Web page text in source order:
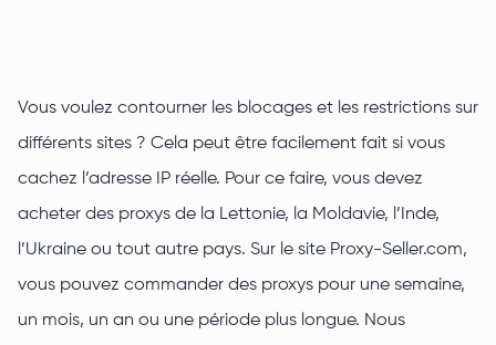
Vous voulez contourner les blocages et les restrictions sur
différents sites ? Cela peut être facilement fait si vous
cachez l’adresse IP réelle. Pour ce faire, vous devez
acheter des proxys de la Lettonie, la Moldavie, l’Inde,
l’Ukraine ou tout autre pays. Sur le site Proxy-Seller.com,
vous pouvez commander des proxys pour une semaine,
un mois, un an ou une période plus longue. Nous